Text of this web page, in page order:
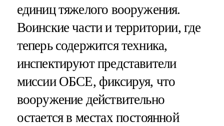
единиц тяжелого вооружения.
Воинские части и территории, где
теперь содержится техника,
инспектируют представители
миссии ОБСЕ, фиксируя, что
вооружение действительно
остается в местах постоянной